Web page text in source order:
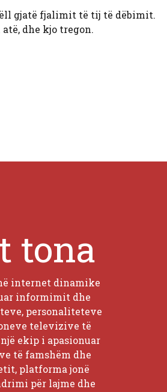
gjatë fjalimit të tij të dëbimit.
dhe kjo tregon.
tona
internet dinamike
informimit dhe
personaliteteve
televizive të
ekip i apasionuar
të famshëm dhe
platforma jonë
për lajme dhe